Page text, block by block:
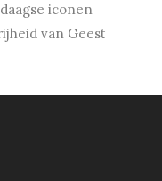
iconen
van Geest